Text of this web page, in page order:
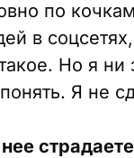
по
в соцсетях,
Но я ни
Я не